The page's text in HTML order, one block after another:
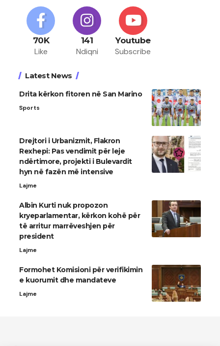
70K
Like
141
Ndiqni
Youtube
Subscribe
Latest News
Drita kërkon fitoren në San Marino
Sports
Drejtori i Urbanizmit, Flakron
Rexhepi: Pas vendimit për leje
ndërtimore, projekti i Bulevardit
hyn në fazën më intensive
Lajme
Albin Kurti nuk propozon
kryeparlamentar, kërkon kohë për
të arritur marrëveshjen për
president
Lajme
Formohet Komisioni për verifikimin
e kuorumit dhe mandateve
Lajme